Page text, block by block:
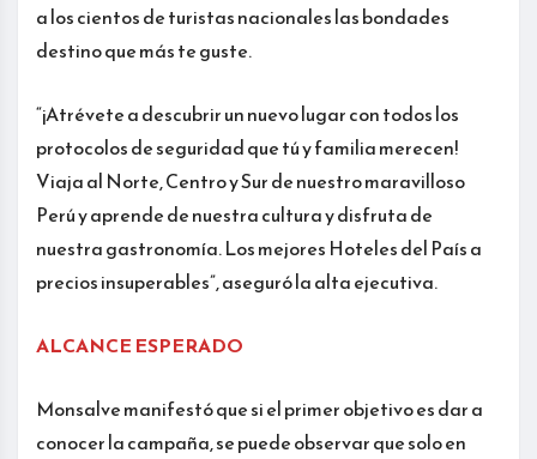
a los cientos de turistas nacionales las bondades
destino que más te guste.
“¡Atrévete a descubrir un nuevo lugar con todos los
protocolos de seguridad que tú y familia merecen!
Viaja al Norte, Centro y Sur de nuestro maravilloso
Perú y aprende de nuestra cultura y disfruta de
nuestra gastronomía. Los mejores Hoteles del País a
precios insuperables”, aseguró la alta ejecutiva.
ALCANCE ESPERADO
Monsalve manifestó que si el primer objetivo es dar a
conocer la campaña, se puede observar que solo en